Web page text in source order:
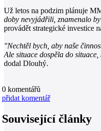
Už letos na podzim plánuje
doby nevyjádřili, znamenalo
provádět strategické investice
"Nechtěl bych, aby naše
Ale situace dospěla do
dodal Dlouhý.
0 komentářů
přidat komentář
Související články